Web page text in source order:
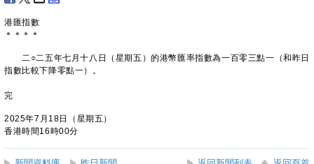
港匯指數
＊ ＊ ＊ ＊
二○二五年七月十八日（星期五）的港幣匯率指數為一百零三點一（和昨日
指數比較下降零點一）。
完
2025年7月18日（星期五）
香港時間16時00分